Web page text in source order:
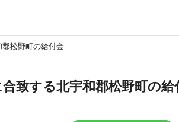
郡松野町の給付金
致する北宇和郡松野町の給